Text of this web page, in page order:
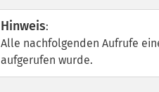
Hinweis:
Alle nachfolgenden Aufrufe
aufgerufen wurde.